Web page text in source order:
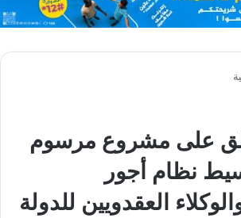
على مشروع مرسوم
نظام أجور
العقدويين للدولة